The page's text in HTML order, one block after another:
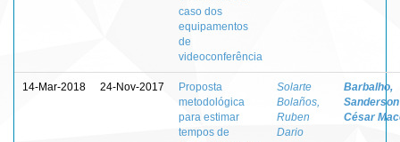
caso dos
equipamentos
de
videoconferência
14-Mar-2018 24-Nov-2017
Proposta
metodológica
para estimar
tempos de
Solarte
Bolaños,
Ruben
Dario
Barbalho,
Sanderson
César